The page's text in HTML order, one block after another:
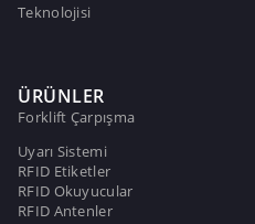
Teknolojisi
ÜRÜNLER
Forklift Çarpışma
Uyarı Sistemi
RFID Etiketler
RFID Okuyucular
RFID Antenler